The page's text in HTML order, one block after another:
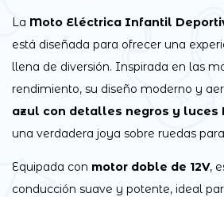
La Moto Eléctrica Infantil
está diseñada para ofrecer una
llena de diversión. Inspirada en las
rendimiento, su diseño moderno y
azul con detalles negros y luces
una verdadera joya sobre ruedas
Equipada con motor doble de 12V,
conducción suave y potente, ideal